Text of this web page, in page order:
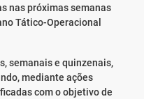
nas próximas semanas
Tático-Operacional
semanais e quinzenais,
mediante ações
com o objetivo de